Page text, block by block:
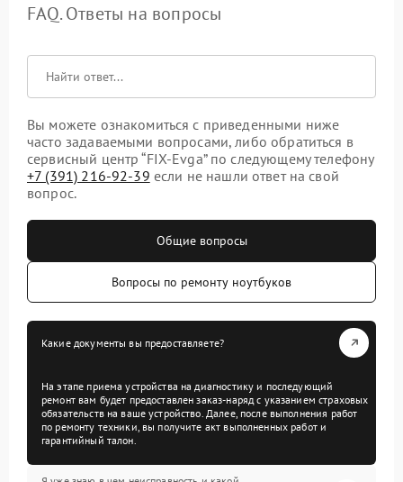
FAQ. Ответы на вопросы
Вы можете ознакомиться с приведенными ниже
часто задаваемыми вопросами, либо обратиться в
сервисный центр “FIX-Evga” по следующему телефону
+7 (391) 216-92-39 если не нашли ответ на свой
вопрос.
Общие вопросы
Вопросы по ремонту ноутбуков
Какие документы вы предоставляете?
На этапе приема устройства на диагностику и последующий
ремонт вам будет предоставлен заказ-наряд с указанием страховых
обязательств на ваше устройство. Далее, после выполнения работ
по ремонту техники, вы получите акт выполненных работ и
гарантийный талон.